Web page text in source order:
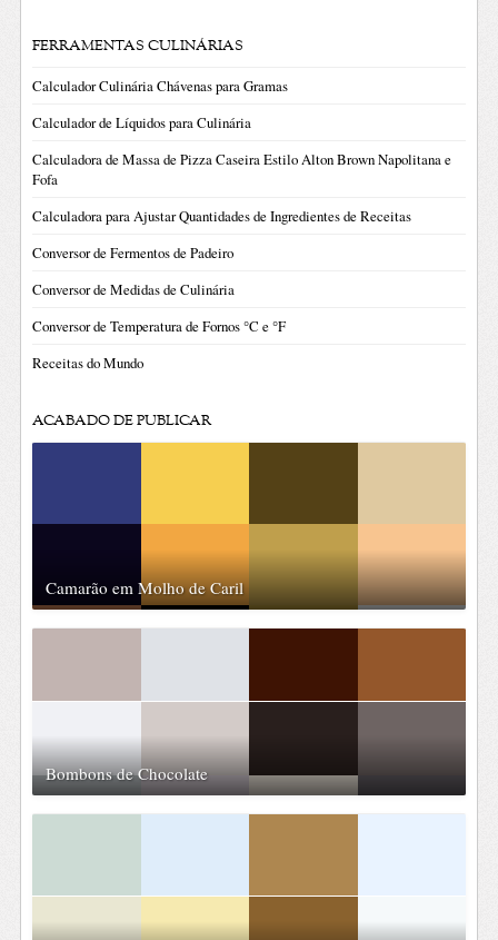
FERRAMENTAS CULINÁRIAS
Calculador Culinária Chávenas para Gramas
Calculador de Líquidos para Culinária
Calculadora de Massa de Pizza Caseira Estilo Alton Brown Napolitana e
Fofa
Calculadora para Ajustar Quantidades de Ingredientes de Receitas
Conversor de Fermentos de Padeiro
Conversor de Medidas de Culinária
Conversor de Temperatura de Fornos °C e °F
Receitas do Mundo
ACABADO DE PUBLICAR
Camarão em Molho de Caril
Bombons de Chocolate